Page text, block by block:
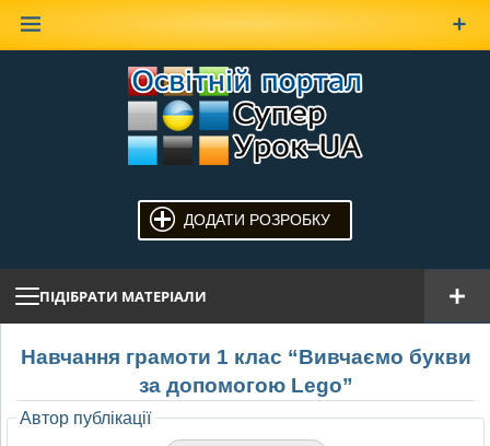
ДОДАТИ РОЗРОБКУ
ПІДІБРАТИ МАТЕРІАЛИ
Навчання грамоти 1 клас “Вивчаємо букви
за допомогою Lego”
Автор публікації